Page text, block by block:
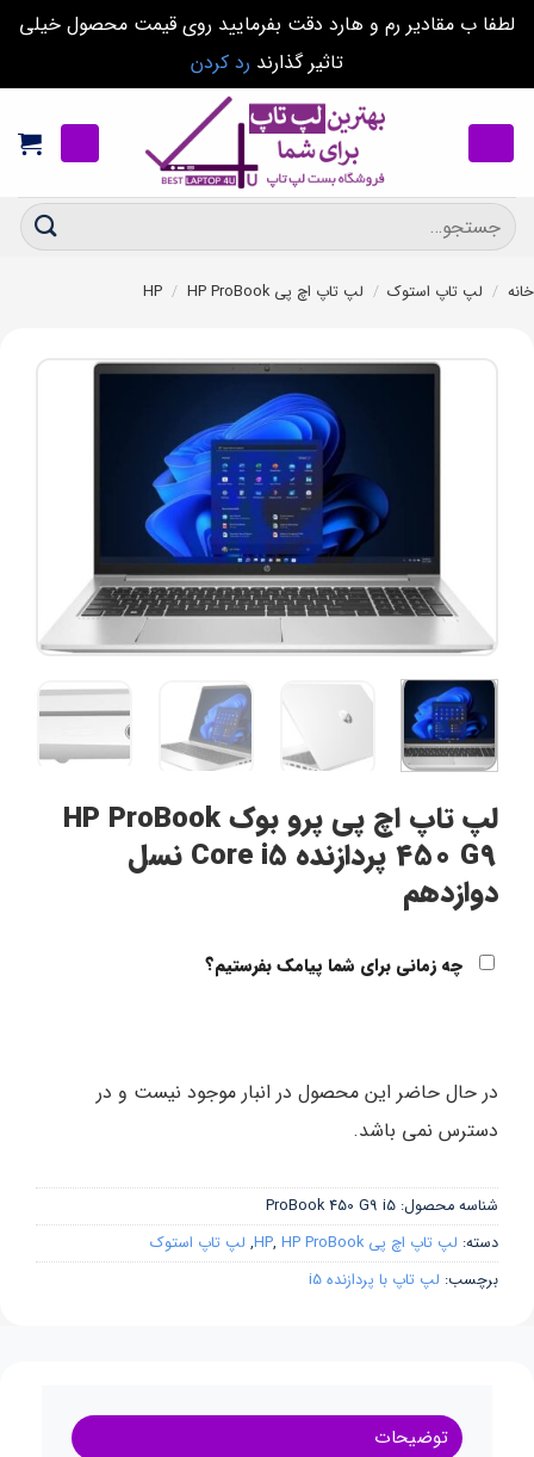
لطفا ب مقادیر رم و هارد دقت بفرمایید روی قیمت محصول خیلی
تاثیر گذارند رد کردن
content
جستجو
برای:
خانه / لپ تاپ استوک / لپ تاپ اچ پی HP / HP ProBook
لپ تاپ اچ پی پرو بوک HP ProBook
450 G9 پردازنده Core i5 نسل
دوازدهم
چه زمانی برای شما پیامک بفرستیم؟
در حال حاضر این محصول در انبار موجود نیست و در
دسترس نمی باشد.
شناسه محصول: ProBook 450 G9 i5
دسته: لپ تاپ اچ پی HP , HP ProBook
, لپ تاپ استوک
برچسب: لپ تاپ با پردازنده i5
توضیحات